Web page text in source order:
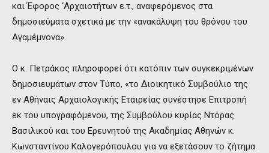
και Έφορος ‘Αρχαιοτήτων ε.τ., αναφερόμενος στα
δημοσιεύματα σχετικά με την «ανακάλυψη του θρόνου του
Αγαμέμνονα».
Ο κ. Πετράκος πληροφορεί ότι κατόπιν των συγκεκριμένων
δημοσιευμάτων στον Τύπο, «το Διοικητικό Συμβούλιο της
εν Αθήναις Αρχαιολογικής Εταιρείας συνέστησε Επιτροπή
εκ του υπογραφόμενου, της Συμβούλου κυρίας Ντόρας
Βασιλικού και του Ερευνητού της Ακαδημίας Αθηνών κ.
Κωνσταντίνου Καλογερόπουλου για να εξετάσουν το ζήτημα